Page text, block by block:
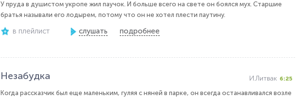
У пруда в душистом укропе жил паучок. И больше всего на свете он боялся мух. Старшие
братья называли его лодырем, потому что он не хотел плести паутину.
в плейлист слушать подробнее
Незабудка И.Литвак 6:25
Когда рассказчик был еще маленьким, гуляя с няней в парке, он всегда останавливался возле